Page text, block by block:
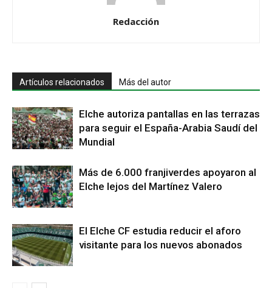
Redacción
Artículos relacionados Más del autor
Elche autoriza pantallas en las terrazas
para seguir el España-Arabia Saudí del
Mundial
Más de 6.000 franjiverdes apoyaron al
Elche lejos del Martínez Valero
El Elche CF estudia reducir el aforo
visitante para los nuevos abonados